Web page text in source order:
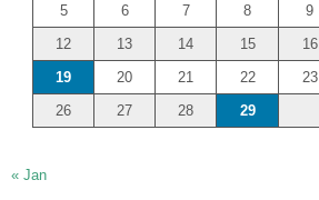
5
6 7 8 9
12
13 14 15 16
19
20 21 22 23
26
27 28 29
« Jan